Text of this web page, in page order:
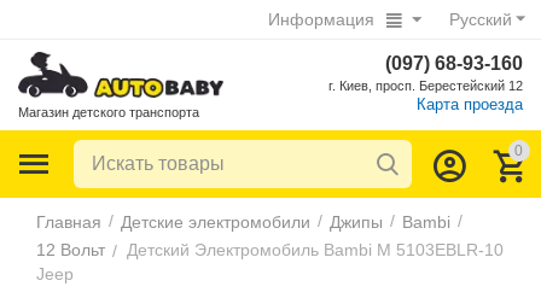
Русский
Информация
Магазин детского транспорта
(097) 68-93-160
г. Киев, просп. Берестейский 12
Карта проезда
0
Главная / Детские электромобили / Джипы / Bambi /
12 Вольт / Детский Электромобиль Bambi M 5103EBLR-10
Jeep